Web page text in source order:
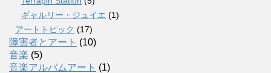
ギャルリー・ジュイエ (1)
アートトピック (17)
障害者とアート (10)
音楽 (5)
音楽アルバムアート (1)